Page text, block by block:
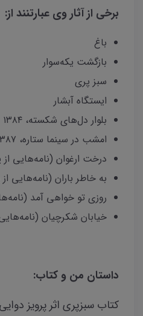
برخی از آثار وی عبارتنند از:
باغ
بازگشت یکه‌سوار
سبز پری
ایستگاه آبشار
بلوار دل‌های شکسته، ۱۳۸۴
امشب در سینما ستاره، ۱۳۸۷
درخت ارغوان (نامه‌هایی از
به خاطر باران (نامه‌هایی از
روزی تو خواهی آمد (نامه‌هایی
خیابان شکرچیان (نامه‌هایی از
داستان من و کتاب:
کتاب سبزپری اثر پرویز